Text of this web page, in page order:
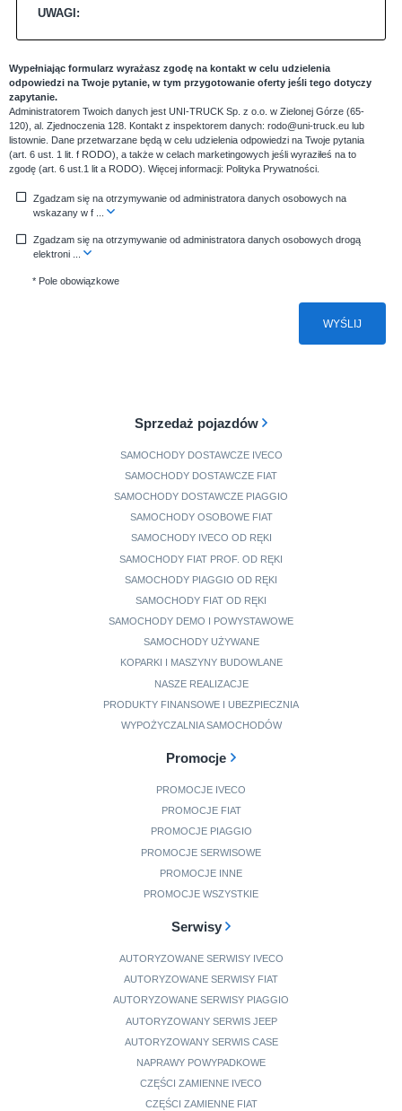
UWAGI:
Wypełniając formularz wyrażasz zgodę na kontakt w celu udzielenia
odpowiedzi na Twoje pytanie, w tym przygotowanie oferty jeśli tego dotyczy
zapytanie.
Administratorem Twoich danych jest UNI-TRUCK Sp. z o.o. w Zielonej Górze (65-
120), al. Zjednoczenia 128. Kontakt z inspektorem danych: rodo@uni-truck.eu lub
listownie. Dane przetwarzane będą w celu udzielenia odpowiedzi na Twoje pytania
(art. 6 ust. 1 lit. f RODO), a także w celach marketingowych jeśli wyraziłeś na to
zgodę (art. 6 ust.1 lit a RODO). Więcej informacji: Polityka Prywatności.
Zgadzam się na otrzymywanie od administratora danych osobowych na
wskazany w f
Zgadzam się na otrzymywanie od administratora danych osobowych drogą
elektroni
* Pole obowiązkowe
WYŚLIJ
Sprzedaż pojazdów
SAMOCHODY DOSTAWCZE IVECO
SAMOCHODY DOSTAWCZE FIAT
SAMOCHODY DOSTAWCZE PIAGGIO
SAMOCHODY OSOBOWE FIAT
SAMOCHODY IVECO OD RĘKI
SAMOCHODY FIAT PROF. OD RĘKI
SAMOCHODY PIAGGIO OD RĘKI
SAMOCHODY FIAT OD RĘKI
SAMOCHODY DEMO I POWYSTAWOWE
SAMOCHODY UŻYWANE
KOPARKI I MASZYNY BUDOWLANE
NASZE REALIZACJE
PRODUKTY FINANSOWE I UBEZPIECZNIA
WYPOŻYCZALNIA SAMOCHODÓW
Promocje
PROMOCJE IVECO
PROMOCJE FIAT
PROMOCJE PIAGGIO
PROMOCJE SERWISOWE
PROMOCJE INNE
PROMOCJE WSZYSTKIE
Serwisy
AUTORYZOWANE SERWISY IVECO
AUTORYZOWANE SERWISY FIAT
AUTORYZOWANE SERWISY PIAGGIO
AUTORYZOWANY SERWIS JEEP
AUTORYZOWANY SERWIS CASE
NAPRAWY POWYPADKOWE
CZĘŚCI ZAMIENNE IVECO
CZĘŚCI ZAMIENNE FIAT